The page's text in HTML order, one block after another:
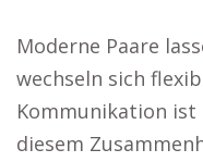
Moderne Paare
wechseln sich
Kommunikation ist
diesem